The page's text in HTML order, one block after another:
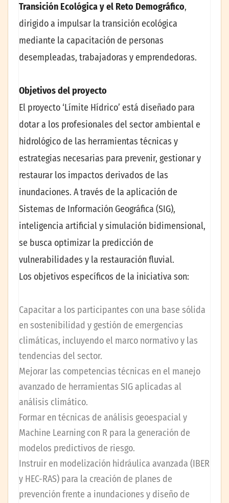
Transición Ecológica y el Reto Demográfico,
dirigido a impulsar la transición ecológica
mediante la capacitación de personas
desempleadas, trabajadoras y emprendedoras.
Objetivos del proyecto
El proyecto ‘Límite Hídrico’ está diseñado para
dotar a los profesionales del sector ambiental e
hidrológico de las herramientas técnicas y
estrategias necesarias para prevenir, gestionar y
restaurar los impactos derivados de las
inundaciones. A través de la aplicación de
Sistemas de Información Geográfica (SIG),
inteligencia artificial y simulación bidimensional,
se busca optimizar la predicción de
vulnerabilidades y la restauración fluvial.
Los objetivos específicos de la iniciativa son:
Capacitar a los participantes con una base sólida
en sostenibilidad y gestión de emergencias
climáticas, incluyendo el marco normativo y las
tendencias del sector.
Mejorar las competencias técnicas en el manejo
avanzado de herramientas SIG aplicadas al
análisis climático.
Formar en técnicas de análisis geoespacial y
Machine Learning con R para la generación de
modelos predictivos de riesgo.
Instruir en modelización hidráulica avanzada (IBER
y HEC-RAS) para la creación de planes de
prevención frente a inundaciones y diseño de